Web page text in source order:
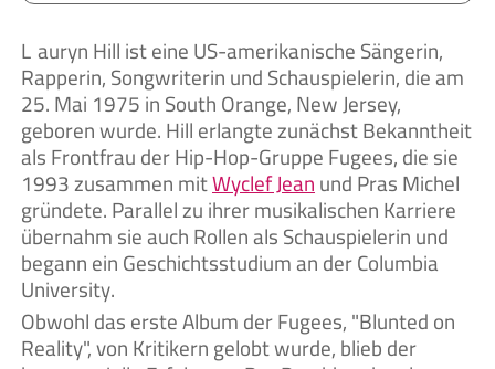
Lauryn Hill ist eine US-amerikanische Sängerin,
Rapperin, Songwriterin und Schauspielerin, die am
25. Mai 1975 in South Orange, New Jersey,
geboren wurde. Hill erlangte zunächst Bekanntheit
als Frontfrau der Hip-Hop-Gruppe Fugees, die sie
1993 zusammen mitWyclef Jeanund Pras Michel
gründete. Parallel zu ihrer musikalischen Karriere
übernahm sie auch Rollen als Schauspielerin und
begann ein Geschichtsstudium an der Columbia
University.
Obwohl das erste Album der Fugees, "Blunted on
Reality", von Kritikern gelobt wurde, blieb der